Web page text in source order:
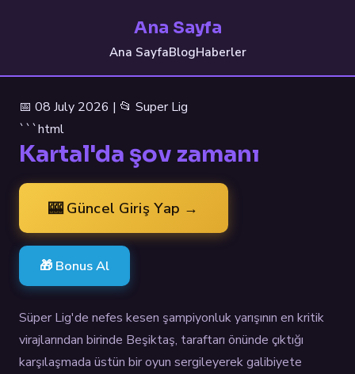
Ana Sayfa
Ana SayfaBlogHaberler
📅 08 July 2026 | 📂 Super Lig
```html
Kartal'da şov zamanı
🎰 Güncel Giriş Yap →
🎁 Bonus Al
Süper Lig'de nefes kesen şampiyonluk yarışının en kritik
virajlarından birinde Beşiktaş, taraftarı önünde çıktığı
karşılaşmada üstün bir oyun sergileyerek galibiyete